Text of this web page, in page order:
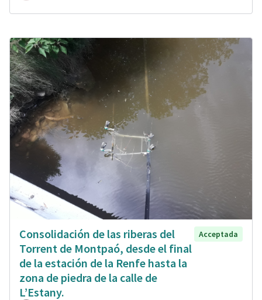
Consolidación de las riberas del
Torrent de Montpaó, desde el final
de la estación de la Renfe hasta la
zona de piedra de la calle de
L’Estany.
Acceptada